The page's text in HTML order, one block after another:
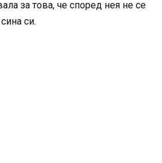
за това, че според нея не се
си.